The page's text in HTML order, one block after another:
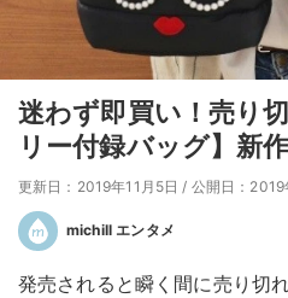
迷わず即買い！売り
リー付録バッグ】新
更新日：2019年11月5日 / 公開日：2019
michill エンタメ
発売されると瞬く間に売り切